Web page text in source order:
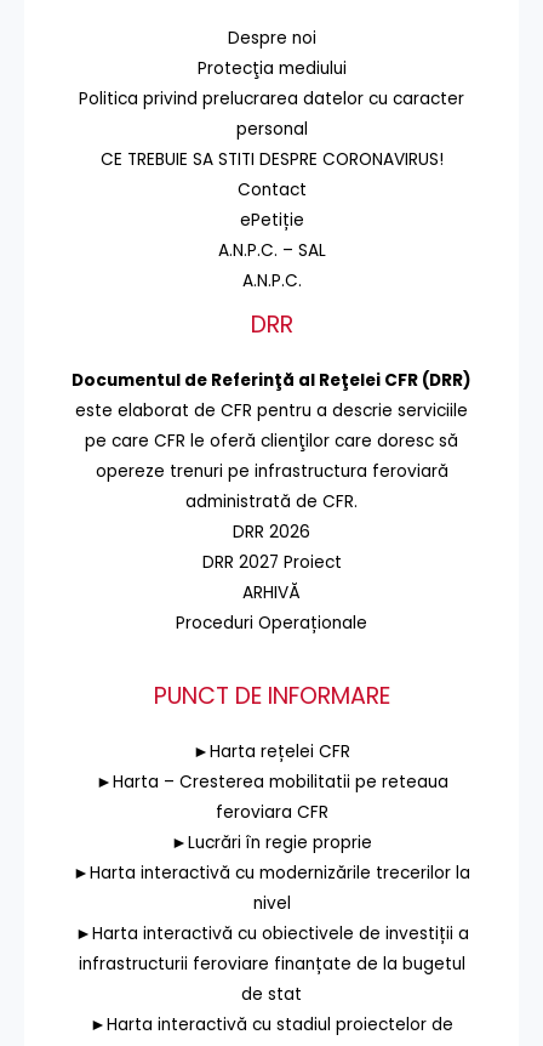
Despre noi
Protecţia mediului
Politica privind prelucrarea datelor cu caracter
personal
CE TREBUIE SA STITI DESPRE CORONAVIRUS!
Contact
ePetiție
A.N.P.C. – SAL
A.N.P.C.
DRR
Documentul de Referinţă al Reţelei CFR (DRR)
este elaborat de CFR pentru a descrie serviciile
pe care CFR le oferă clienţilor care doresc să
opereze trenuri pe infrastructura feroviară
administrată de CFR.
DRR 2026
DRR 2027 Proiect
ARHIVĂ
Proceduri Operaționale
PUNCT DE INFORMARE
►Harta rețelei CFR
►Harta – Cresterea mobilitatii pe reteaua
feroviara CFR
►Lucrări în regie proprie
►Harta interactivă cu modernizările trecerilor la
nivel
►Harta interactivă cu obiectivele de investiții a
infrastructurii feroviare finanțate de la bugetul
de stat
►Harta interactivă cu stadiul proiectelor de